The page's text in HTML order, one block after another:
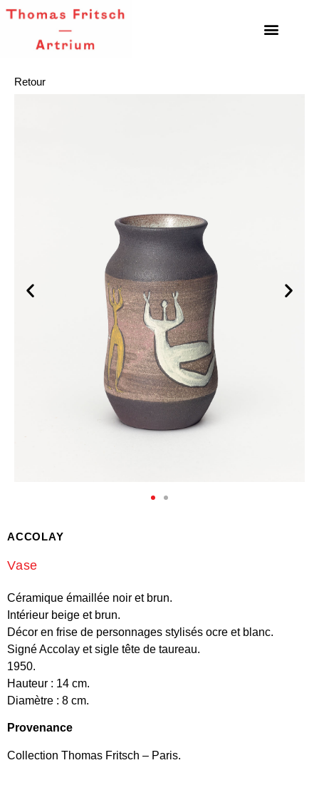
Retour
ACCOLAY
Vase
Céramique émaillée noir et brun.
Intérieur beige et brun.
Décor en frise de personnages stylisés ocre et blanc.
Signé Accolay et sigle tête de taureau.
1950.
Hauteur : 14 cm.
Diamètre : 8 cm.
Provenance
Collection Thomas Fritsch – Paris.